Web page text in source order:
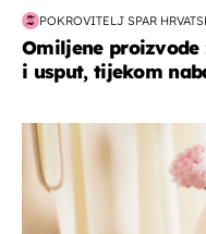
POKROVITELJ SPAR
Omiljene
i usput, tijekom
moda & ljepota